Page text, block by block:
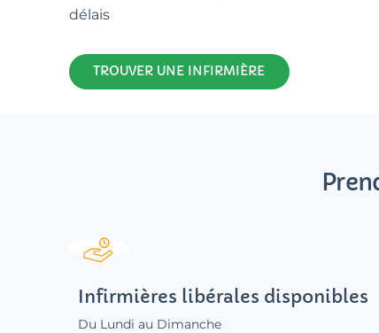
délais
TROUVER UNE INFIRMIÈRE
Infirmières libérales disponibles
Du Lundi au Dimanche